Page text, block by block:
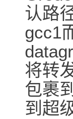
认路
gcc1
将转
包裹
到超